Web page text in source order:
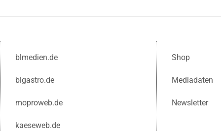
blmedien.de
blgastro.de
moproweb.de
kaeseweb.de
Shop
Mediadaten
Newsletter